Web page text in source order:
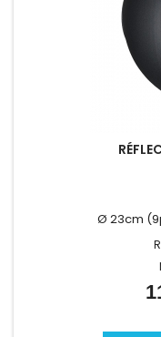
Ø 23cm